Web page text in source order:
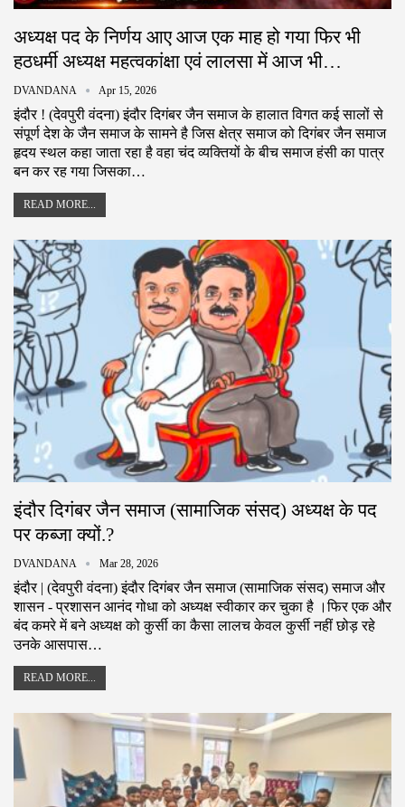
अध्यक्ष पद के निर्णय आए आज एक माह हो गया फिर भी
हठधर्मी अध्यक्ष महत्वकांक्षा एवं लालसा में आज भी…
DVANDANA Apr 15, 2026
इंदौर ! (देवपुरी वंदना) इंदौर दिगंबर जैन समाज के हालात विगत कई सालों से
संपूर्ण देश के जैन समाज के सामने है जिस क्षेत्र समाज को दिगंबर जैन समाज
हृदय स्थल कहा जाता रहा है वहा चंद व्यक्तियों के बीच समाज हंसी का पात्र
बन कर रह गया जिसका…
READ MORE...
इंदौर दिगंबर जैन समाज (सामाजिक संसद) अध्यक्ष के पद
पर कब्जा क्यों.?
DVANDANA Mar 28, 2026
इंदौर | (देवपुरी वंदना) इंदौर दिगंबर जैन समाज (सामाजिक संसद) समाज और
शासन - प्रशासन आनंद गोधा को अध्यक्ष स्वीकार कर चुका है ।फिर एक और
बंद कमरे में बने अध्यक्ष को कुर्सी का कैसा लालच केवल कुर्सी नहीं छोड़ रहे
उनके आसपास…
READ MORE...